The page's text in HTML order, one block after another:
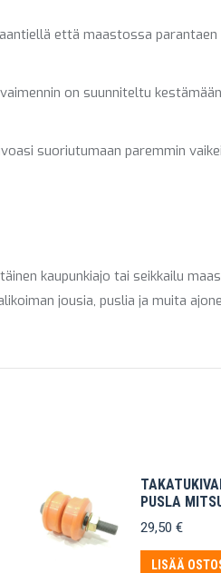
että maastossa
on suunniteltu
suoriutumaan paremmin
kaupunkiajo tai seikkailu
jousia, puslia ja muita
PUSLA
29,50 €
LISÄÄ